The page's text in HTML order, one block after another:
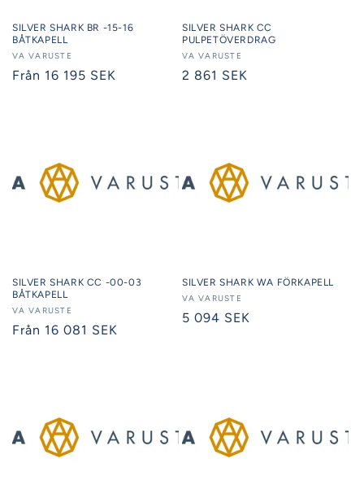
SILVER SHARK BR -15-16
BÅTKAPELL
Säljare:
VA VARUSTE
Ordinarie
Från 16 195 SEK
SILVER SHARK CC
PULPETÖVERDRAG
Säljare:
VA VARUSTE
Ordinarie
2 861 SEK
SILVER SHARK CC -00-03
BÅTKAPELL
Säljare:
VA VARUSTE
Ordinarie
Från 16 081 SEK
SILVER SHARK WA FÖRKAPELL
Säljare:
VA VARUSTE
Ordinarie
5 094 SEK